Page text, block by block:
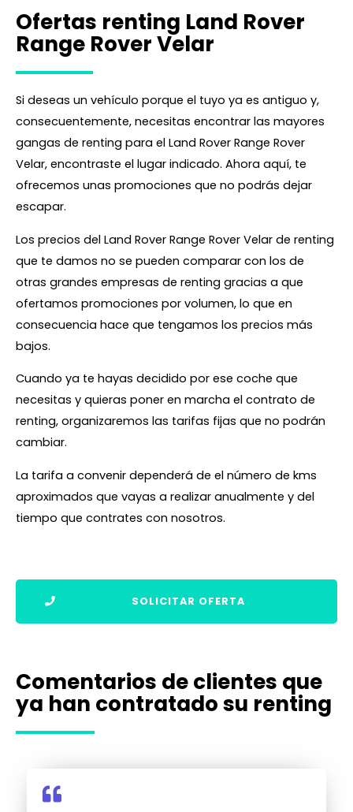
Ofertas renting Land Rover
Range Rover Velar
Si deseas un vehículo porque el tuyo ya es antiguo y,
consecuentemente, necesitas encontrar las mayores
gangas de renting para el Land Rover Range Rover
Velar, encontraste el lugar indicado. Ahora aquí, te
ofrecemos unas promociones que no podrás dejar
escapar.
Los precios del Land Rover Range Rover Velar de renting
que te damos no se pueden comparar con los de
otras grandes empresas de renting gracias a que
ofertamos promociones por volumen, lo que en
consecuencia hace que tengamos los precios más
bajos.
Cuando ya te hayas decidido por ese coche que
necesitas y quieras poner en marcha el contrato de
renting, organizaremos las tarifas fijas que no podrán
cambiar.
La tarifa a convenir dependerá de el número de kms
aproximados que vayas a realizar anualmente y del
tiempo que contrates con nosotros.
SOLICITAR OFERTA
Comentarios de clientes que
ya han contratado su renting